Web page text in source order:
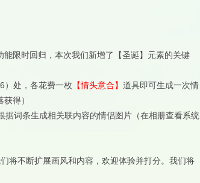
限时回归，本次我们新增了【圣诞】元素的关键
）处，各花费一枚 【情头意合】 道具即可生成一次情
得）
词条生成相关联内容的情侣图片（在相册查看系统
将不断扩展画风和内容，欢迎体验并打分。我们将